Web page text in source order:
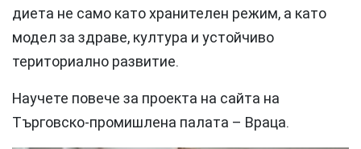
диета не само като хранителен режим, а като
модел за здраве, култура и устойчиво
териториално развитие.
Научете повече за проекта на сайта на
Търговско-промишлена палата – Враца.